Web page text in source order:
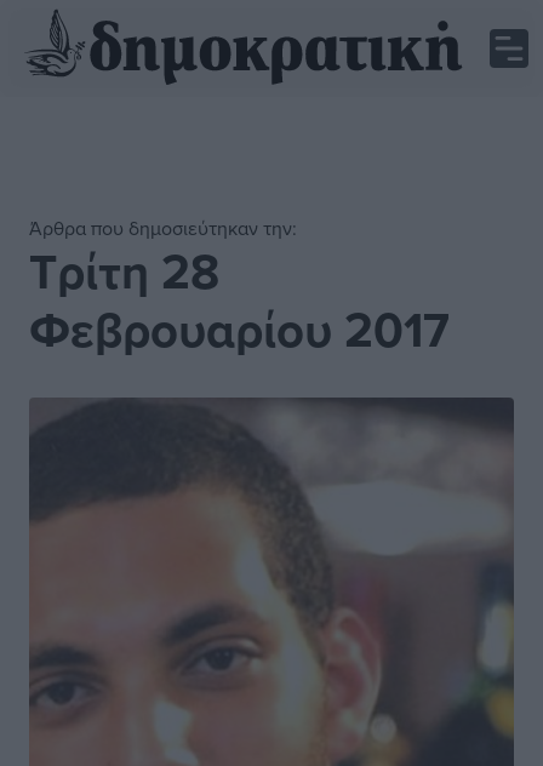
Άρθρα που δημοσιεύτηκαν την:
Τρίτη 28
Φεβρουαρίου 2017